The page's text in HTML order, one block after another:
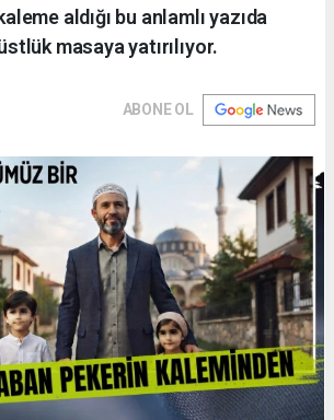
aldığı bu anlamlı yazıda
masaya yatırılıyor.
ABONE OL